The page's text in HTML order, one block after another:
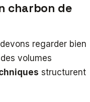
charbon de
regarder bien
volumes
structurent